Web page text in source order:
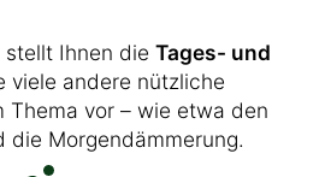
stellt Ihnen die Tages- und
viele andere nützliche
Thema vor – wie etwa den
die Morgendämmerung.